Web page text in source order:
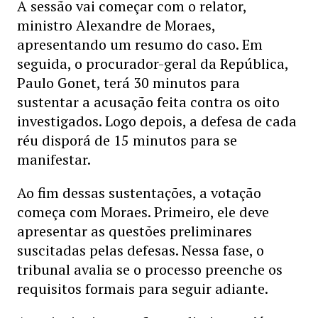
A sessão vai começar com o relator,
ministro Alexandre de Moraes,
apresentando um resumo do caso. Em
seguida, o procurador-geral da República,
Paulo Gonet, terá 30 minutos para
sustentar a acusação feita contra os oito
investigados. Logo depois, a defesa de cada
réu disporá de 15 minutos para se
manifestar.
Ao fim dessas sustentações, a votação
começa com Moraes. Primeiro, ele deve
apresentar as questões preliminares
suscitadas pelas defesas. Nessa fase, o
tribunal avalia se o processo preenche os
requisitos formais para seguir adiante.